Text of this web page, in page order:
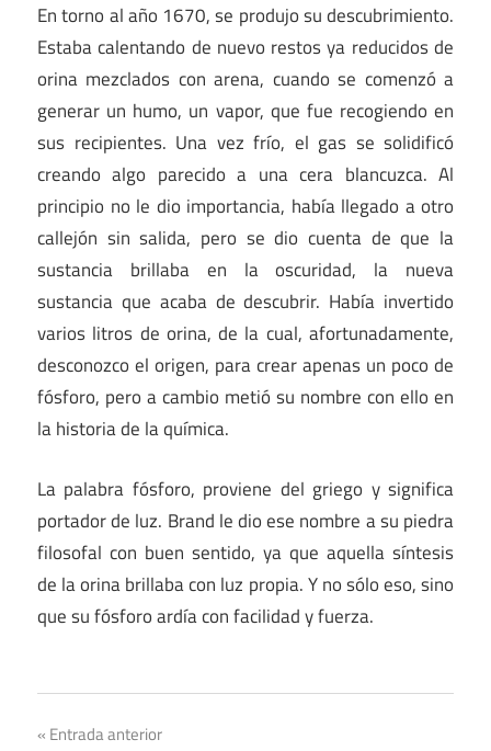
En torno al año 1670, se produjo su descubrimiento.
Estaba calentando de nuevo restos ya reducidos de
orina mezclados con arena, cuando se comenzó a
generar un humo, un vapor, que fue recogiendo en
sus recipientes. Una vez frío, el gas se solidificó
creando algo parecido a una cera blancuzca. Al
principio no le dio importancia, había llegado a otro
callejón sin salida, pero se dio cuenta de que la
sustancia brillaba en la oscuridad, la nueva
sustancia que acaba de descubrir. Había invertido
varios litros de orina, de la cual, afortunadamente,
desconozco el origen, para crear apenas un poco de
fósforo, pero a cambio metió su nombre con ello en
la historia de la química.
La palabra fósforo, proviene del griego y significa
portador de luz. Brand le dio ese nombre a su piedra
filosofal con buen sentido, ya que aquella síntesis
de la orina brillaba con luz propia. Y no sólo eso, sino
que su fósforo ardía con facilidad y fuerza.
Navegación
Entrada anterior